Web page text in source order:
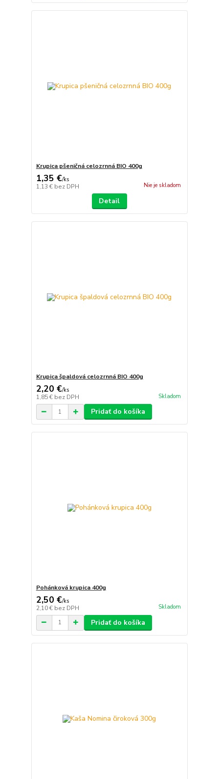
Krupica pšeničná celozrnná BIO 400g
1,35 €/ks
1,13 € bez DPH Nie je skladom
Detail
Krupica špaldová celozrnná BIO 400g
2,20 €/ks
1,85 € bez DPH Skladom
Pridať do košíka
Pohánková krupica 400g
2,50 €/ks
2,10 € bez DPH Skladom
Pridať do košíka